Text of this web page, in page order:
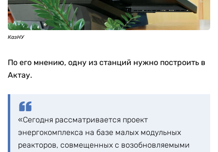
КазНУ
По его мнению, одну из станций нужно построить в
Актау.
«Сегодня рассматривается проект
энергокомплекса на базе малых модульных
реакторов, совмещенных с возобновляемыми